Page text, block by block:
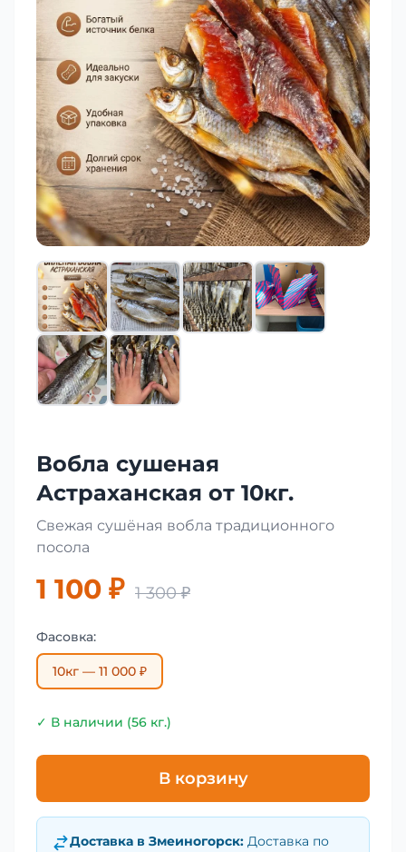
Вобла сушеная
Астраханская от 10кг.
Свежая сушёная вобла традиционного
посола
1 100 ₽ 1 300 ₽
Фасовка:
10кг — 11 000 ₽
✓ В наличии (56 кг.)
В корзину
Доставка в Змеиногорск: Доставка по